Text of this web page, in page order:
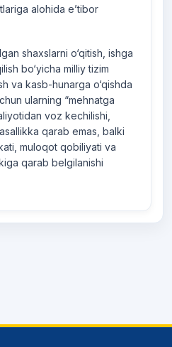
alohida e’tibor
shaxslarni o‘qitish, ishga
bo‘yicha milliy tizim
va kasb-hunarga o‘qishda
ularning “mehnatga
voz kechilishi,
qarab emas, balki
muloqot qobiliyati va
qarab belgilanishi